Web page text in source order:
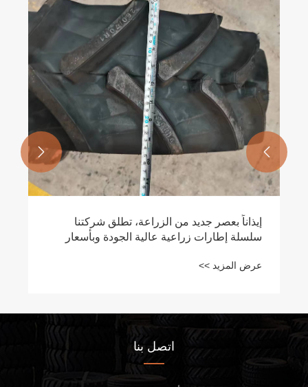
تتعاون OXPLO مع أفضل العلامات التجارية
الصينية لتقديم إطار اللودر وإطار الجرار وإطار
عرض المزيد >>


اتصل بنا